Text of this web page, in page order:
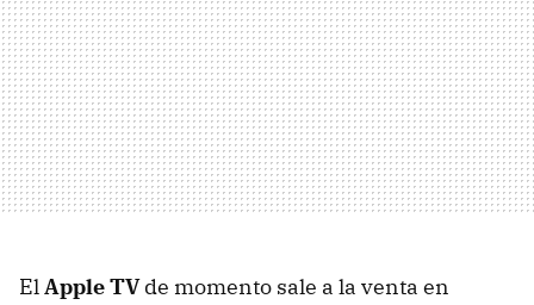
ElApple TVde momento sale a la venta en